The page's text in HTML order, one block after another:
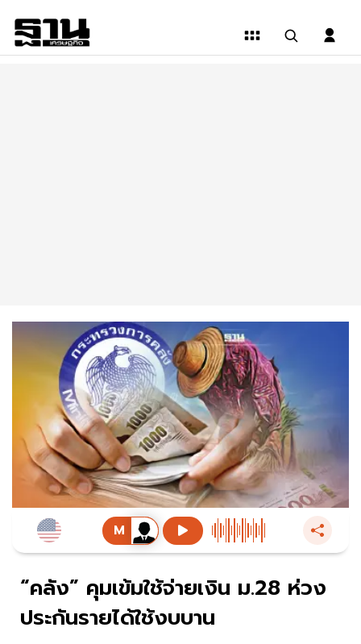
“คลัง” คุมเข้มใช้จ่ายเงิน ม.28 ห่วง
ประกันรายได้ใช้งบบาน